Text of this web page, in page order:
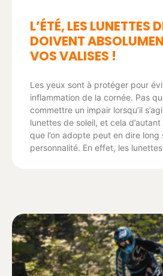
L’ÉTÉ, LES LUNETTES
DOIVENT
VOS VALISES !
Les yeux sont à protéger pour
inflammation de la cornée. Pas
commettre un impair lorsqu’il
lunettes de soleil, et cela
que l’on adopte peut en dire long
personnalité. En effet, les